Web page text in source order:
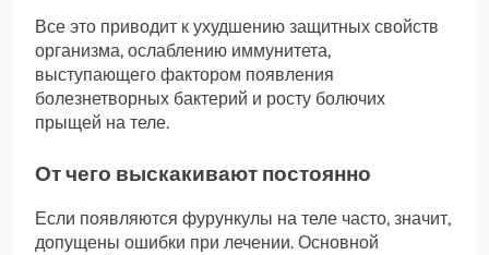
Все это приводит к ухудшению защитных свойств
организма, ослаблению иммунитета,
выступающего фактором появления
болезнетворных бактерий и росту болючих
прыщей на теле.
От чего выскакивают постоянно
Если появляются фурункулы на теле часто, значит,
допущены ошибки при лечении. Основной